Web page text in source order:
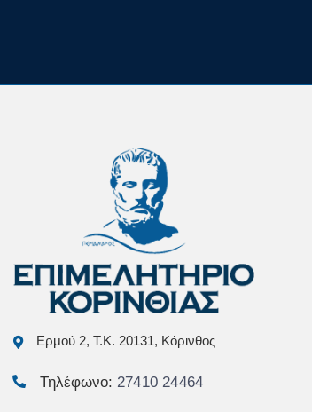
Ερμού 2, Τ.Κ. 20131, Κόρινθος
Τηλέφωνο: 27410 24464